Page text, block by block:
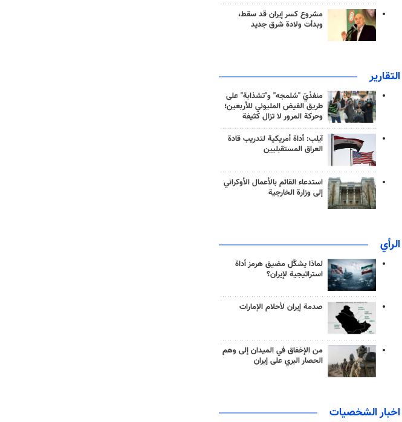
مشروع كسر إيران قد سقط،
وبدأت ولادة شرق جديد
التقارير
منفذَيّ "شلمجه" و"تشذابة" على
طريق الفيض المليوني للأربعين؛
وحركة المرور لا تزال كثيفة
آيلب: أداة أمريكية لتدريب قادة
العراق المستقبليين
استدعاء القائم بالأعمال الأوكراني
إلى وزارة الخارجية
الرأي
لماذا يشكّل مضيق هرمز أداة
استراتيجية لإيران؟
صدمة إيران لأحلام الإمارات
من الإخفاق في الميدان إلى وهم
الحصار البري على إيران
اخبار الشخصيات